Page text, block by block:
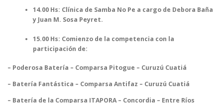
14.00 Hs: Clínica de Samba No Pe a cargo de Debora Baña
y Juan M. Sosa Peyret.
15.00 Hs: Comienzo de la competencia con la
participación de:
– Poderosa Batería – Comparsa Pitogue – Curuzú Cuatiá
– Batería Fantástica – Comparsa Antifaz – Curuzú Cuatiá
– Batería de la Comparsa ITAPORA – Concordia – Entre Ríos